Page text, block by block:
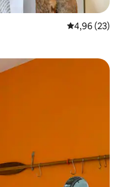
4,96 av 5 i
4,96 (23)